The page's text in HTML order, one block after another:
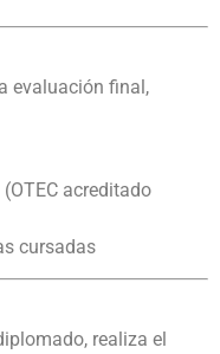
evaluación final,
acreditado
cursadas
realiza el